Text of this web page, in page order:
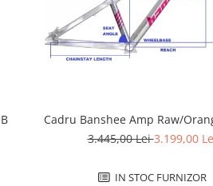
Cadru Banshee Amp Raw/
3.445,00 Lei3.199,00
IN STOC FURNIZOR